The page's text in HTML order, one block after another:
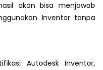
akan bisa menjawab
Inventor tanpa
Autodesk Inventor,